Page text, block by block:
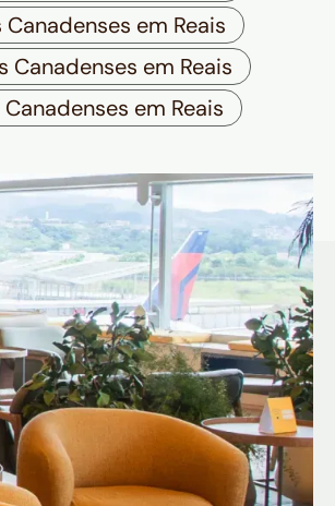
Canadenses em Reais
Canadenses em Reais
Canadenses em Reais
é Nomad tem
mais
os benefícios e vantagens
Conta Internacional